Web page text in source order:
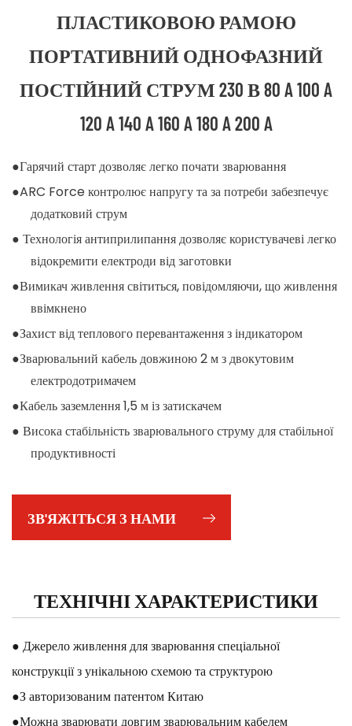
ПЛАСТИКОВОЮ РАМОЮ
ПОРТАТИВНИЙ ОДНОФАЗНИЙ
ПОСТІЙНИЙ СТРУМ 230 В 80 A 100 A
120 A 140 A 160 A 180 A 200 A
●Гарячий старт дозволяє легко почати зварювання
●ARC Force контролює напругу та за потреби забезпечує
додатковий струм
● Технологія антиприлипання дозволяє користувачеві легко
відокремити електроди від заготовки
●Вимикач живлення світиться, повідомляючи, що живлення
ввімкнено
●Захист від теплового перевантаження з індикатором
●Зварювальний кабель довжиною 2 м з двокутовим
електродотримачем
●Кабель заземлення 1,5 м із затискачем
● Висока стабільність зварювального струму для стабільної
продуктивності
хорошого проникнення
ЗВ'ЯЖІТЬСЯ З НАМИ
ТЕХНІЧНІ ХАРАКТЕРИСТИКИ
● Джерело живлення для зварювання спеціальної
конструкції з унікальною схемою та структурою
●З авторизованим патентом Китаю
●Можна зварювати довгим зварювальним кабелем